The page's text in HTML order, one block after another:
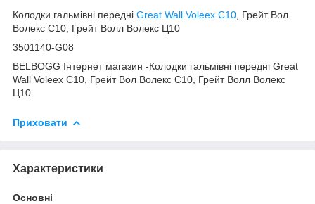
Колодки гальмівні передні Great Wall Voleex C10 , Грейт Вол
Волекс С10, Грейт Волл Волекс Ц10
3501140-G08
BELBOGG Інтернет магазин -Колодки гальмівні передні Great
Wall Voleex C10, Грейт Вол Волекс С10, Грейт Волл Волекс
Ц10
Приховати
Характеристики
Основні